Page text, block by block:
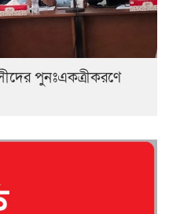
পুনঃএকত্রীকরণে